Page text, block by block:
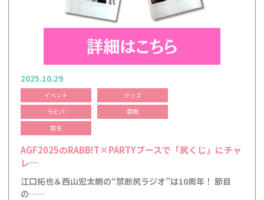
2025.10.29
イベント
グッズ
ラビパ
禁尻
禁生
AGF2025のRABB!T×PARTYブースで「尻くじ」にチャ
レ…
江口拓也＆西山宏太朗の“禁断尻ラジオ”は10周年！ 節目
の……